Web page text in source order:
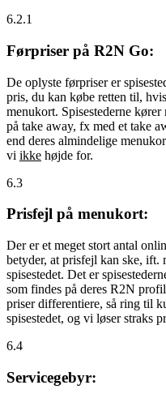
6.2.1
Førpriser på R2N Go:
De oplyste førpriser er
pris, du kan købe retten til,
menukort. Spisestederne kører
på take away, fx med et take
end deres almindelige
vi ikke højde for.
6.3
Prisfejl på menukort:
Der er et meget stort antal
betyder, at prisfejl kan ske, ift.
spisestedet. Det er
som findes på deres R2N
priser differentiere, så ring til
spisestedet, og vi løser straks
6.4
Servicegebyr: